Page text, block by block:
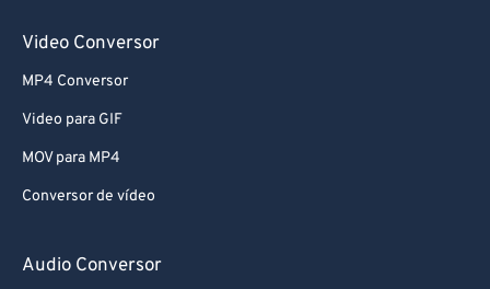
Video Conversor
MP4 Conversor
Video para GIF
MOV para MP4
Conversor de vídeo
Audio Conversor